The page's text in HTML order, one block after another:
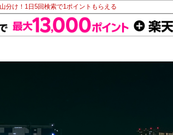
分け！1日5回検索で1ポイントもらえる